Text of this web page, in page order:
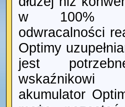
w 100%
odwracalności
Optimy
jest
wskaźnikowi
akumulator